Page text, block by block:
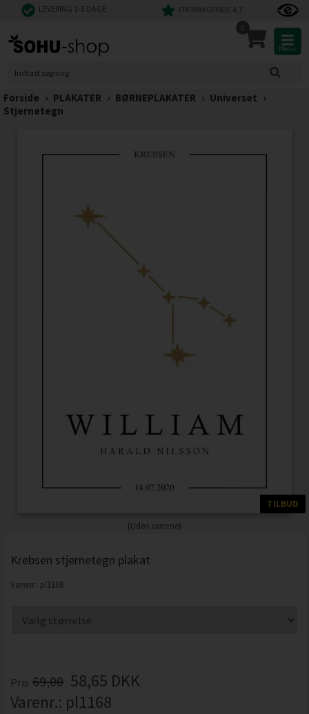
LEVERING 1-3 DAGE FREMRAGENDE 4,7
0
Menu
Forside › PLAKATER › BØRNEPLAKATER › Universet ›
Stjernetegn
TILBUD
(Uden ramme)
Krebsen stjernetegn plakat
Varenr.: pl1168
Pris 69,00 58,65 DKK
Varenr.: pl1168